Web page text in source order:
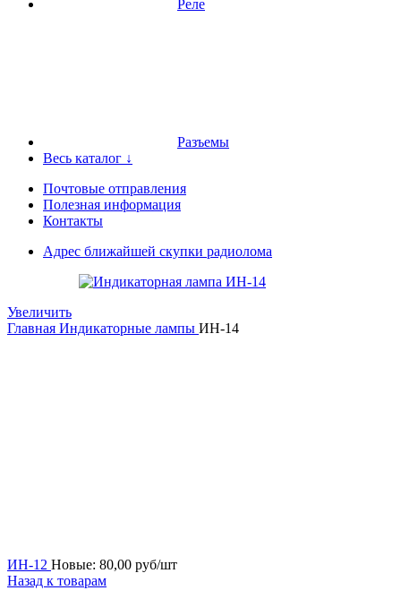
Реле
Разъемы
Весь каталог ↓
Почтовые отправления
Полезная информация
Контакты
Адрес ближайшей скупки радиолома
Увеличить
Главная Индикаторные лампы ИН-14
ИН-12 Новые: 80,00 руб/шт
Назад к товарам